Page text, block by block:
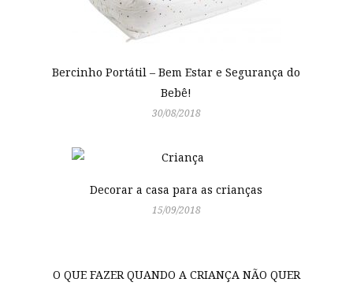
Bercinho Portátil – Bem Estar e Segurança do
Bebê!
30/08/2018
Decorar a casa para as crianças
15/09/2018
O QUE FAZER QUANDO A CRIANÇA NÃO QUER